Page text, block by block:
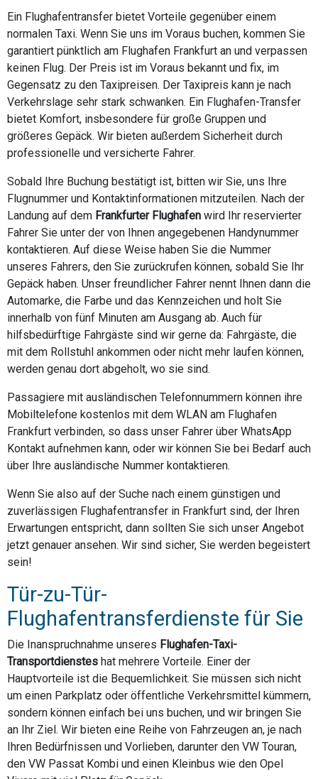
Ein Flughafentransfer bietet Vorteile gegenüber einem
normalen Taxi. Wenn Sie uns im Voraus buchen, kommen Sie
garantiert pünktlich am Flughafen Frankfurt an und verpassen
keinen Flug. Der Preis ist im Voraus bekannt und fix, im
Gegensatz zu den Taxipreisen. Der Taxipreis kann je nach
Verkehrslage sehr stark schwanken. Ein Flughafen-Transfer
bietet Komfort, insbesondere für große Gruppen und
größeres Gepäck. Wir bieten außerdem Sicherheit durch
professionelle und versicherte Fahrer.
Sobald Ihre Buchung bestätigt ist, bitten wir Sie, uns Ihre
Flugnummer und Kontaktinformationen mitzuteilen. Nach der
Landung auf dem Frankfurter Flughafen wird Ihr reservierter
Fahrer Sie unter der von Ihnen angegebenen Handynummer
kontaktieren. Auf diese Weise haben Sie die Nummer
unseres Fahrers, den Sie zurückrufen können, sobald Sie Ihr
Gepäck haben. Unser freundlicher Fahrer nennt Ihnen dann die
Automarke, die Farbe und das Kennzeichen und holt Sie
innerhalb von fünf Minuten am Ausgang ab. Auch für
hilfsbedürftige Fahrgäste sind wir gerne da: Fahrgäste, die
mit dem Rollstuhl ankommen oder nicht mehr laufen können,
werden genau dort abgeholt, wo sie sind.
Passagiere mit ausländischen Telefonnummern können ihre
Mobiltelefone kostenlos mit dem WLAN am Flughafen
Frankfurt verbinden, so dass unser Fahrer über WhatsApp
Kontakt aufnehmen kann, oder wir können Sie bei Bedarf auch
über Ihre ausländische Nummer kontaktieren.
Wenn Sie also auf der Suche nach einem günstigen und
zuverlässigen Flughafentransfer in Frankfurt sind, der Ihren
Erwartungen entspricht, dann sollten Sie sich unser Angebot
jetzt genauer ansehen. Wir sind sicher, Sie werden begeistert
sein!
Tür-zu-Tür-
Flughafentransferdienste für Sie
Die Inanspruchnahme unseres Flughafen-Taxi-
Transportdienstes hat mehrere Vorteile. Einer der
Hauptvorteile ist die Bequemlichkeit. Sie müssen sich nicht
um einen Parkplatz oder öffentliche Verkehrsmittel kümmern,
sondern können einfach bei uns buchen, und wir bringen Sie
an Ihr Ziel. Wir bieten eine Reihe von Fahrzeugen an, je nach
Ihren Bedürfnissen und Vorlieben, darunter den VW Touran,
den VW Passat Kombi und einen Kleinbus wie den Opel